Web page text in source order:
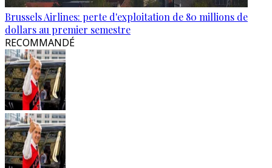
Brussels Airlines: perte d'exploitation de 80 millions de
dollars au premier semestre
RECOMMANDÉ